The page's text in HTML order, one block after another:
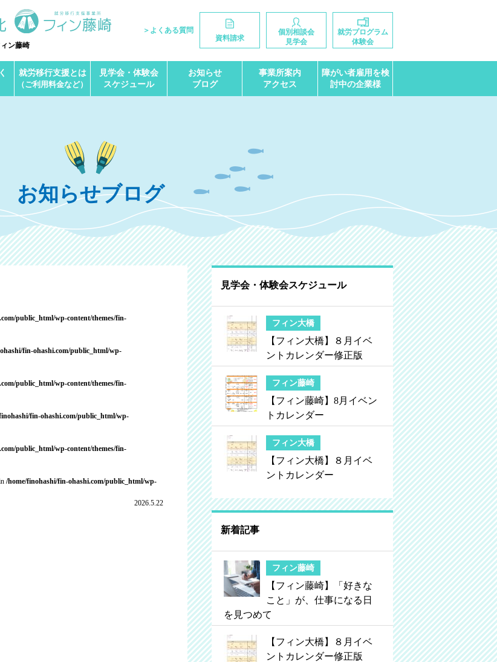
ン藤崎
＞よくある質問
資料請求
個別相談会
見学会
就労プログラム
体験会
就労移行支援とは
（ご利用料金など）
見学会・体験会
スケジュール
お知らせ
ブログ
事業所案内
アクセス
障がい者雇用を検
討中の企業様
お知らせブログ
public_html/wp-content/themes/fin-
fin-ohashi.com/public_html/wp-
public_html/wp-content/themes/fin-
fin-ohashi.com/public_html/wp-
public_html/wp-content/themes/fin-
/home/finohashi/fin-ohashi.com/public_html/wp-
2026.5.22
見学会・体験会スケジュール
フィン大橋
【フィン大橋】８月イベ
ントカレンダー修正版
フィン藤崎
【フィン藤崎】8月イベン
トカレンダー
フィン大橋
【フィン大橋】８月イベ
ントカレンダー
新着記事
フィン藤崎
【フィン藤崎】「好きな
こと」が、仕事になる日
を見つめて
【フィン大橋】８月イベ
ントカレンダー修正版